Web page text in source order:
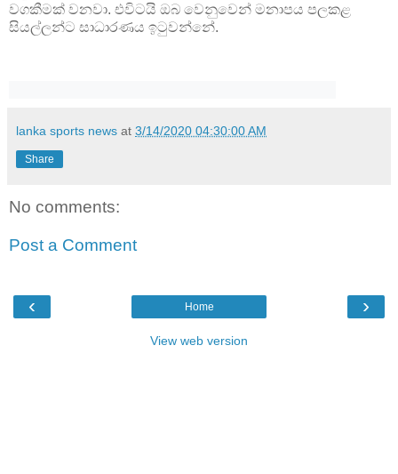
වගකීමක් වනවා. එවිටයි ඔබ වෙනුවෙන් මනාපය පලකළ
සියල්ලන්ට සාධාරණය ඉටුවන්නේ.
lanka sports news at 3/14/2020 04:30:00 AM
Share
No comments:
Post a Comment
‹ ›
Home
View web version